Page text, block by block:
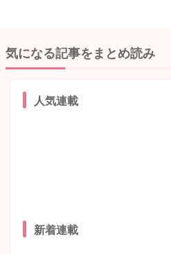
気になる記事をまとめ読み
人気連載
新着連載